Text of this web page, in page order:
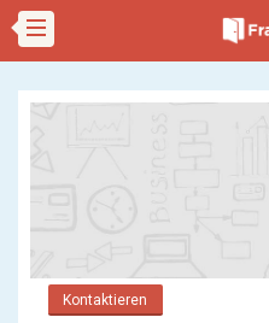
Kontaktieren